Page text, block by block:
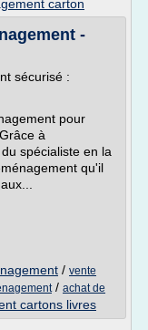
carton
-
sécurisé :
pour
à
spécialiste en la
qu'il
/ vente
/ achat de
cartons livres